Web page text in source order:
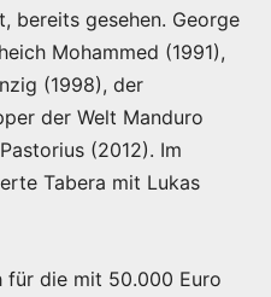
bereits gesehen. George
Mohammed (1991),
(1998), der
der Welt Manduro
(2012). Im
Tabera mit Lukas
für die mit 50.000 Euro